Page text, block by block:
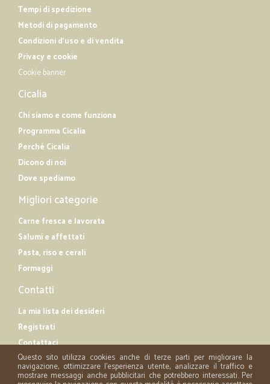
Tempi di spedizione
Metodi di pagamento
Condizioni d'uso e di vendita
Privacy e cookie
Cookie banner
Cicalia
Chi siamo e come funziona
Programma Cicalia
Perché Cicalia
Dicono di noi
Dove spediamo
Migliori categorie
Carne fresca e lavorata
Salumi e affettati
Pasta, riso e cerali
Formaggi
Contatti
La mia lista dei desideri
Registrati
Contattaci
Questo sito utilizza cookies anche di terze parti per migliorare la
navigazione, ottimizzare l'esperienza utente, analizzare il traffico e
mostrare messaggi anche pubblicitari che potrebbero interessati. Per